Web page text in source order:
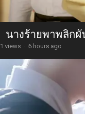
นางร้ายพาพลิก
1 views · 6 hours ago